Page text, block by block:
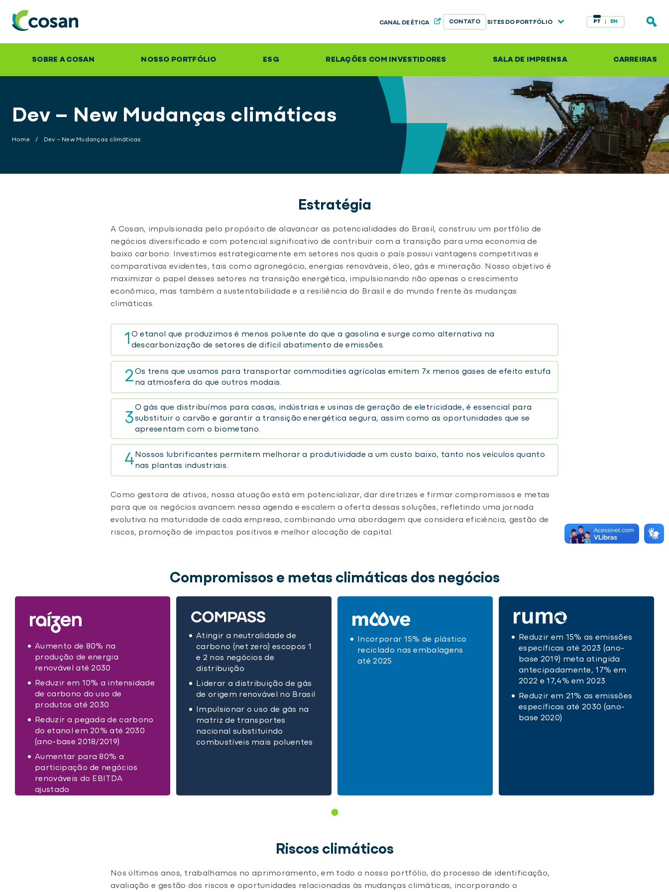
CANAL DE ÉTICA CONTATO SITES DO PORTFÓLIO PT EN
SOBRE A COSAN NOSSO PORTFÓLIO ESG RELAÇÕES COM INVESTIDORES SALA DE IMPRENSA CARREIRAS
Dev – New Mudanças climáticas
Home / Dev – New Mudanças climáticas
Estratégia
A Cosan, impulsionada pelo propósito de alavancar as potencialidades do Brasil, construiu um portfólio de
negócios diversificado e com potencial significativo de contribuir com a transição para uma economia de
baixo carbono. Investimos estrategicamente em setores nos quais o país possui vantagens competitivas e
comparativas evidentes, tais como agronegócio, energias renováveis, óleo, gás e mineração. Nosso objetivo é
maximizar o papel desses setores na transição energética, impulsionando não apenas o crescimento
econômico, mas também a sustentabilidade e a resiliência do Brasil e do mundo frente às mudanças
climáticas.
1 O etanol que produzimos é menos poluente do que a gasolina e surge como alternativa na
descarbonização de setores de difícil abatimento de emissões.
2Os trens que usamos para transportar commodities agrícolas emitem 7x menos gases de efeito estufa
na atmosfera do que outros modais.
3
O gás que distribuímos para casas, indústrias e usinas de geração de eletricidade, é essencial para
substituir o carvão e garantir a transição energética segura, assim como as oportunidades que se
apresentam com o biometano.
4 Nossos lubrificantes permitem melhorar a produtividade a um custo baixo, tanto nos veículos quanto
nas plantas industriais.
Como gestora de ativos, nossa atuação está em potencializar, dar diretrizes e firmar compromissos e metas
para que os negócios avancem nessa agenda e escalem a oferta dessas soluções, refletindo uma jornada
evolutiva na maturidade de cada empresa, combinando uma abordagem que considera eficiência, gestão de
riscos, promoção de impactos positivos e melhor alocação de capital.
Compromissos e metas climáticas dos negócios
Aumento de 80% na
produção de energia
renovável até 2030
Reduzir em 10% a intensidade
de carbono do uso de
produtos até 2030
Reduzir a pegada de carbono
do etanol em 20% até 2030
(ano-base 2018/2019)
Aumentar para 80% a
participação de negócios
renováveis do EBITDA
ajustado
Atingir a neutralidade de
carbono (net zero) escopos 1
e 2 nos negócios de
distribuição
Liderar a distribuição de gás
de origem renovável no Brasil
Impulsionar o uso de gás na
matriz de transportes
nacional substituindo
combustíveis mais poluentes
Incorporar 15% de plástico
reciclado nas embalagens
até 2025
Reduzir em 15% as emissões
específicas até 2023 (ano-
base 2019) meta atingida
antecipadamente, 17% em
2022 e 17,4% em 2023
Reduzir em 21% as emissões
específicas até 2030 (ano-
base 2020)
Riscos climáticos
Nos últimos anos, trabalhamos no aprimoramento, em todo o nosso portfólio, do processo de identificação,
avaliação e gestão dos riscos e oportunidades relacionadas às mudanças climáticas, incorporando o